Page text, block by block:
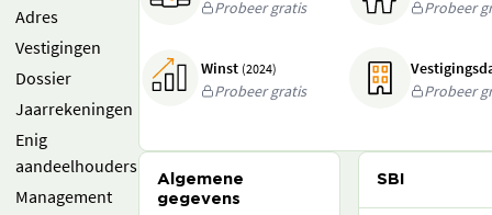
Adres
Vestigingen
Dossier
Jaarrekeningen
Enig
aandeelhouders
Management
Probeer gratis
Probeer
Winst (2024)
Probeer gratis
Probeer
Algemene
gegevens
SBI